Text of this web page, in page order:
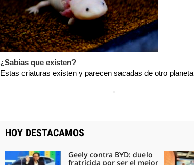
¿Sabías que existen?
Estas criaturas existen y parecen sacadas de otro planeta
HOY DESTACAMOS
Geely contra BYD: duelo
fratricida por ser el mejor